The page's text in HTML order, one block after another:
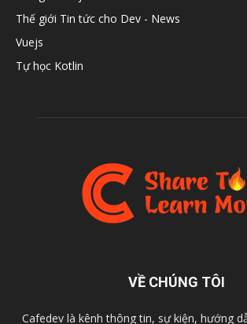
Thế giới Tin tức cho Dev - News
Vuejs
Tự học Kotlin
VỀ CHÚNG TÔI
Cafedev là kênh thông tin, sự kiện, hướng